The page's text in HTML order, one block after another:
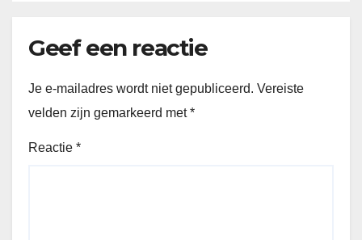
Geef een reactie
Je e-mailadres wordt niet gepubliceerd. Vereiste
velden zijn gemarkeerd met*
Reactie *